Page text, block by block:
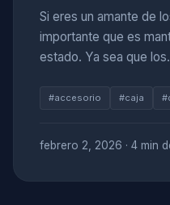
Si eres un amante de
importante que es
estado. Ya sea que
#accesorio #caja
febrero 2, 2026 · 4 min